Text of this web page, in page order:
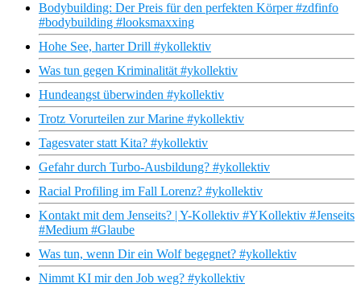
Bodybuilding: Der Preis für den perfekten Körper #zdfinfo
#bodybuilding #looksmaxxing
Hohe See, harter Drill #ykollektiv
Was tun gegen Kriminalität #ykollektiv
Hundeangst überwinden #ykollektiv
Trotz Vorurteilen zur Marine #ykollektiv
Tagesvater statt Kita? #ykollektiv
Gefahr durch Turbo-Ausbildung? #ykollektiv
Racial Profiling im Fall Lorenz? #ykollektiv
Kontakt mit dem Jenseits? | Y-Kollektiv #YKollektiv #Jenseits
#Medium #Glaube
Was tun, wenn Dir ein Wolf begegnet? #ykollektiv
Nimmt KI mir den Job weg? #ykollektiv